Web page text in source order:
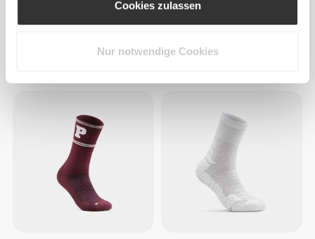
Cookies zulassen
Nur notwendige Cookies
Barefoot Weightlifting Crew
Barefoot Weightlifting Ankle